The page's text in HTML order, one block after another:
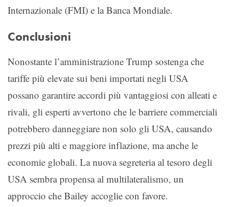
Internazionale (FMI) e la Banca Mondiale.
Conclusioni
Nonostante l’amministrazione Trump sostenga che
tariffe più elevate sui beni importati negli USA
possano garantire accordi più vantaggiosi con alleati e
rivali, gli esperti avvertono che le barriere commerciali
potrebbero danneggiare non solo gli USA, causando
prezzi più alti e maggiore inflazione, ma anche le
economie globali. La nuova segreteria al tesoro degli
USA sembra propensa al multilateralismo, un
approccio che Bailey accoglie con favore.